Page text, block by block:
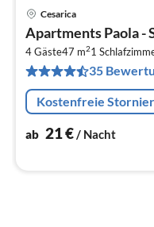
Cesarica
Apartments Paola -
4 Gäste47 m21
35
Kostenfreie
ab 21€/ Nacht